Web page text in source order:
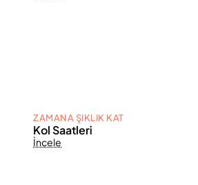
ZAMANA ŞIKLIK KAT
Kol Saatleri
İncele